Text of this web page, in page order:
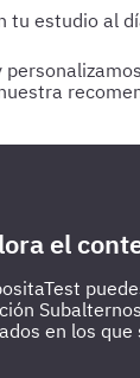
tu estudio al
el
en los